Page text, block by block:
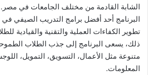
الشابة القادمة من مختلف الجامعات في مصر.
البرنامج أحد أفضل برامج التدريب الصيفي
تطوير الكفاءات العملية والتقنية والقيادية
ذلك، يسعى البرنامج إلى جذب الطلاب
متنوعة مثل الأعمال، التسويق، التمويل،
المعلومات.